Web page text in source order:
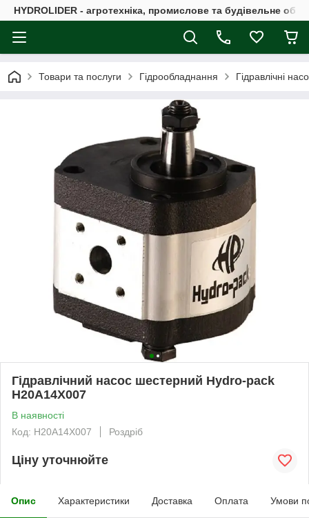
HYDROLIDER - агротехніка, промислове та будівельне
Товари та послуги Гідрообладнання Гідравлічні
Гідравлічний насос шестерний Hydro-pack
H20A14X007
В наявності
Код: H20A14X007
Роздріб
Ціну уточнюйте
Опис Характеристики Доставка Оплата Умови